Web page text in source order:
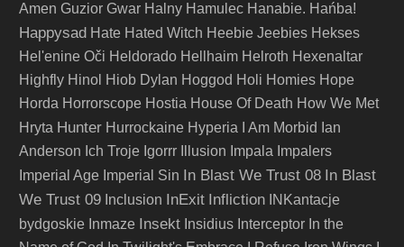
Amen Guzior Gwar Halny Hamulec Hanabie. Hańba!
Happysad Hate Hated Witch Heebie Jeebies Hekses
Hel'enine Oči Heldorado Hellhaim Helroth Hexenaltar
Highfly Hinol Hiob Dylan Hoggod Holi Homies Hope
Horda Horrorscope Hostia House Of Death How We Met
Hryta Hunter Hurrockaine Hyperia I Am Morbid Ian
Anderson Ich Troje Igorrr Illusion Impala Impalers
Imperial Age Imperial Sin In Blast We Trust 08 In Blast
We Trust 09 Inclusion InExit Infliction INKantacje
bydgoskie Inmaze Insekt Insidius Interceptor In the